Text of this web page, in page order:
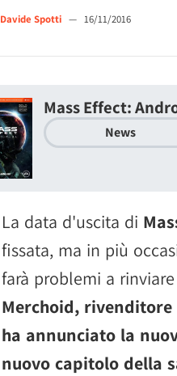
Davide Spotti — 16/11/2016
Mass Effect:
News
La data d'uscita di
fissata, ma in più
farà problemi a
Merchoid,
ha annunciato la
nuovo capitolo della